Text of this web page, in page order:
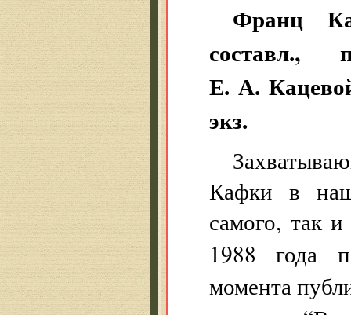
Франц
составл.,
Е. А.
экз.
Кафки в
самого, так
1988 года
момента